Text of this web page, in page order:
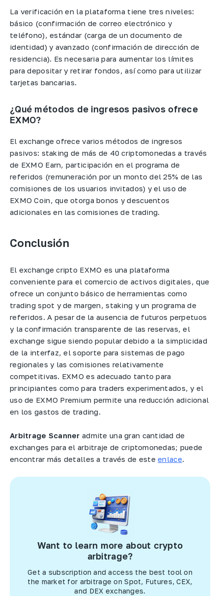
La verificación en la plataforma tiene tres niveles:
básico (confirmación de correo electrónico y
teléfono), estándar (carga de un documento de
identidad) y avanzado (confirmación de dirección de
residencia). Es necesaria para aumentar los límites
para depositar y retirar fondos, así como para utilizar
tarjetas bancarias.
¿Qué métodos de ingresos pasivos ofrece
EXMO?
El exchange ofrece varios métodos de ingresos
pasivos: staking de más de 40 criptomonedas a través
de EXMO Earn, participación en el programa de
referidos (remuneración por un monto del 25% de las
comisiones de los usuarios invitados) y el uso de
EXMO Coin, que otorga bonos y descuentos
adicionales en las comisiones de trading.
Conclusión
El exchange cripto EXMO es una plataforma
conveniente para el comercio de activos digitales, que
ofrece un conjunto básico de herramientas como
trading spot y de margen, staking y un programa de
referidos. A pesar de la ausencia de futuros perpetuos
y la confirmación transparente de las reservas, el
exchange sigue siendo popular debido a la simplicidad
de la interfaz, el soporte para sistemas de pago
regionales y las comisiones relativamente
competitivas. EXMO es adecuado tanto para
principiantes como para traders experimentados, y el
uso de EXMO Premium permite una reducción adicional
en los gastos de trading.
Arbitrage Scanner admite una gran cantidad de
exchanges para el arbitraje de criptomonedas; puede
encontrar más detalles a través de esteenlace.
Want to learn more about crypto
arbitrage?
Get a subscription and access the best tool on
the market for arbitrage on Spot, Futures, CEX,
and DEX exchanges.